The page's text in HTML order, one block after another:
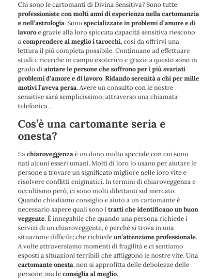
Chi sono le cartomanti di Divina Sensitiva? Sono tutte
professioniste con molti anni di esperienza nella cartomanzia
e nell’astrologia. Sono specializzate in problemi d’amore e di
lavoroe grazie alla loro spiccata capacità sensitiva riescono
acomprendere al meglio i tarocchi, così da offrirvi una
lettura il più completa possibile. Continuano ad effettuare
studi e ricerche in campo esoterico e grazie a questo sono in
grado diaiutare le persone che soffrono per i più svariati
problemi d’amore e di lavoro.Ridando serenità a chi per mille
motivi l’aveva persa. Avere un consulto con le nostre
sensitive sarà semplicissimo; attraverso una chiamata
telefonica .
Cos’è una cartomante seria e
onesta?
Lachiaroveggenzaè un dono molto speciale con cui sono
nati alcuni esseri umani. Molti di loro lo usano per aiutare le
persone a trovare un significato migliore nelle loro vite e
risolvere conflitti enigmatici. In termini di chiaroveggenza e
occultismo però, ci sono molti dilettanti sul mercato.
Quando chiediamo consiglio e aiuto a un cartomante è
necessario sapere quali sono itratti che identificano un buon
veggente. È innegabile che quando una persona richiede i
servizi di un chiaroveggente, è perché si trova in una
situazione difficile; che richiedeun’attenzione professionale.
A volte attraversiamo momenti di fragilità e ci sentiamo
esposti a situazioni terribili che affliggono le nostre vite. Una
cartomante onesta, non si approfitta delle debolezze delle
persone, ma leconsiglia al meglio.